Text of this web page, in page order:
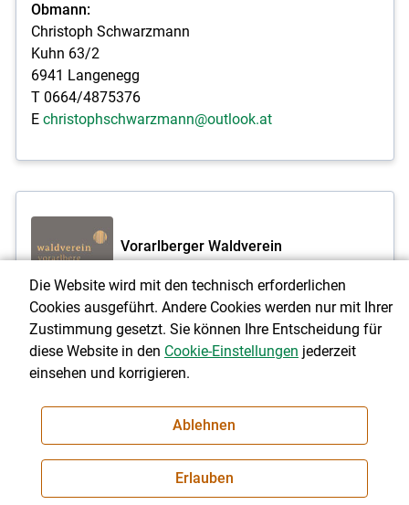
Obmann:
Christoph Schwarzmann
Kuhn 63/2
6941 Langenegg
T 0664/4875376
E christophschwarzmann@outlook.at
Vorarlberger Waldverein
Geschäftsführerin: Ing. Sylvia Rickmann, Hörbranz
Obmann:Klaus Schwarz, Hittisau
Eklaus_schwarz@outlook.com
Infos und Kontakt Vorarlberger Waldverein:
4041884, Einfo@waldverein.at, Iwww.waldverein.at,
Facebook und Instagram
Die Website wird mit den technisch erforderlichen
Cookies ausgeführt. Andere Cookies werden nur mit Ihrer
Zustimmung gesetzt. Sie können Ihre Entscheidung für
diese Website in den Cookie-Einstellungen jederzeit
einsehen und korrigieren.
Ablehnen
Erlauben